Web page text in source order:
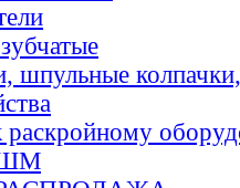
шпульные
раскройному
ШМ